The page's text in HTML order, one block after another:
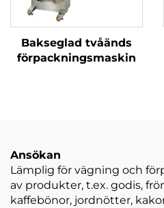
Bakseglad tvåänds
förpackningsmaskin
Ansökan
Lämplig för vägning och
av produkter, t.ex. godis,
kaffebönor, jordnötter,